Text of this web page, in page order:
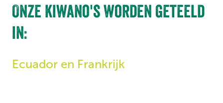
Onze kiwano's worden geteeld
in:
Ecuador en Frankrijk